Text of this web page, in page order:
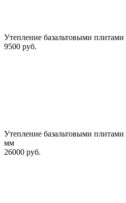
Утепление базальтовыми
9500 руб.
Утепление базальтовыми
мм
26000 руб.